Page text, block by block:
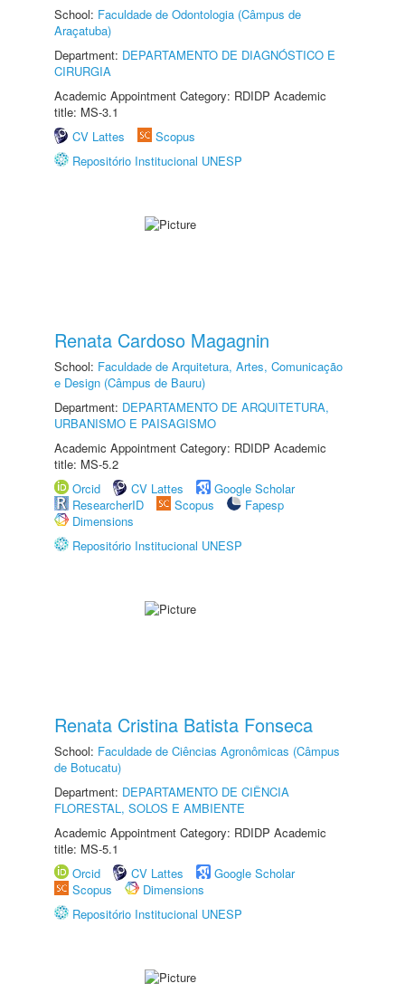
School: Faculdade de Odontologia (Câmpus de
Araçatuba)
Department: DEPARTAMENTO DE DIAGNÓSTICO E
CIRURGIA
Academic Appointment Category: RDIDP Academic
title: MS-3.1
CV Lattes
Scopus
Repositório Institucional UNESP
Renata Cardoso Magagnin
School: Faculdade de Arquitetura, Artes, Comunicação
e Design (Câmpus de Bauru)
Department: DEPARTAMENTO DE ARQUITETURA,
URBANISMO E PAISAGISMO
Academic Appointment Category: RDIDP Academic
title: MS-5.2
Orcid
CV Lattes
Google Scholar
ResearcherID
Scopus
Fapesp
Dimensions
Repositório Institucional UNESP
Renata Cristina Batista Fonseca
School: Faculdade de Ciências Agronômicas (Câmpus
de Botucatu)
Department: DEPARTAMENTO DE CIÊNCIA
FLORESTAL, SOLOS E AMBIENTE
Academic Appointment Category: RDIDP Academic
title: MS-5.1
Orcid
CV Lattes
Google Scholar
Scopus
Dimensions
Repositório Institucional UNESP